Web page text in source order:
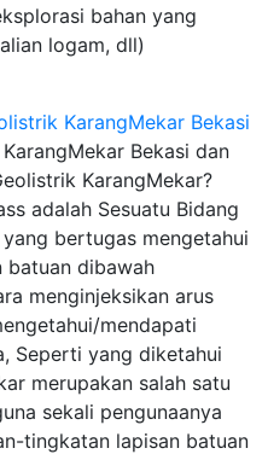
bahan yang
logam, dll)
Bekasi dan
KarangMekar?
adalah Sesuatu Bidang
bertugas mengetahui
dibawah
menginjeksikan arus
mendapati
Seperti yang diketahui
merupakan salah satu
sekali pengunaanya
tingkatan lapisan batuan